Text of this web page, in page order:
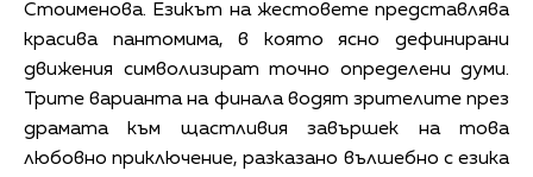
Стоименова. Езикът на жестовете представлява
красива пантомима, в която ясно дефинирани
движения символизират точно определени думи.
Трите варианта на финала водят зрителите през
драмата към щастливия завършек на това
любовно приключение, разказано вълшебно с езика